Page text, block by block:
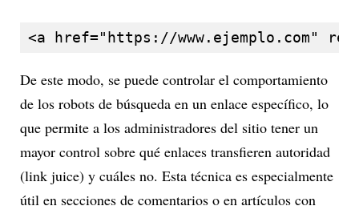
<a href="https://www.ejemplo.com"
De este modo, se puede controlar el comportamiento
de los robots de búsqueda en un enlace específico, lo
que permite a los administradores del sitio tener un
mayor control sobre qué enlaces transfieren autoridad
(link juice) y cuáles no. Esta técnica es especialmente
útil en secciones de comentarios o en artículos con